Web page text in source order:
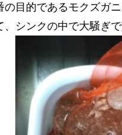
の目的であるモクズガ
、シンクの中で大騒ぎ